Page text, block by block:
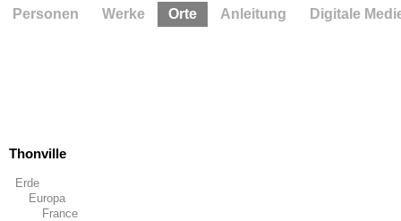
Thonville
Erde
Europa
France
Personen Werke Orte Anleitung Digitale